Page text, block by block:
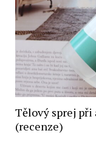
Tělový sprej při
(recenze)